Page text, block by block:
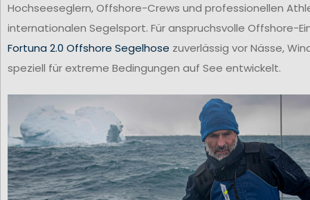
Hochseeseglern, Offshore-Crews und professionellen
internationalen Segelsport. Für anspruchsvolle Offshore-
Fortuna 2.0 Offshore Segelhose zuverlässig vor Nässe,
speziell für extreme Bedingungen auf See entwickelt.